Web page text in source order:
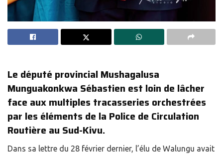
Le député provincial Mushagalusa
Munguakonkwa Sébastien est loin de lâcher
face aux multiples tracasseries orchestrées
par les éléments de la Police de Circulation
Routière au Sud-Kivu.
Dans sa lettre du 28 février dernier, l’élu de Walungu avait